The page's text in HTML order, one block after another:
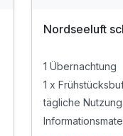
Nordseeluft
1 Übernachtung
1 x
tägliche